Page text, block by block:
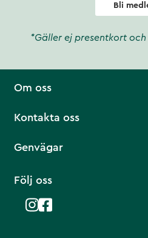
Bli
*Gäller ej presentkort
Om oss
Kontakta oss
Genvägar
Följ oss